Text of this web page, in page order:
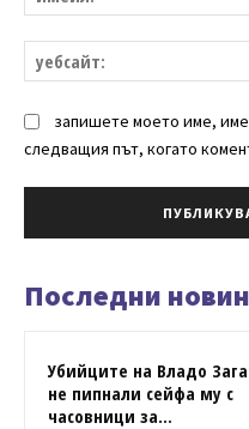
запишете моето име,
следващия път, когато
Последни
Убийците на Владо
не пипнали сейфа му с
часовници за...